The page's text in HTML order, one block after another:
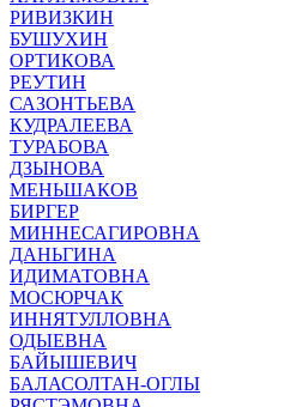
РИВИЗКИН
БУШУХИН
ОРТИКОВА
РЕУТИН
САЗОНТЬЕВА
КУДРАЛЕЕВА
ТУРАБОВА
ДЗЫНОВА
МЕНЬШАКОВ
БИРГЕР
МИННЕСАГИРОВНА
ДАНЬГИНА
ИДИМАТОВНА
МОСЮРЧАК
ИННЯТУЛЛОВНА
ОДЫЕВНА
БАЙЫШЕВИЧ
БАЛАСОЛТАН-ОГЛЫ